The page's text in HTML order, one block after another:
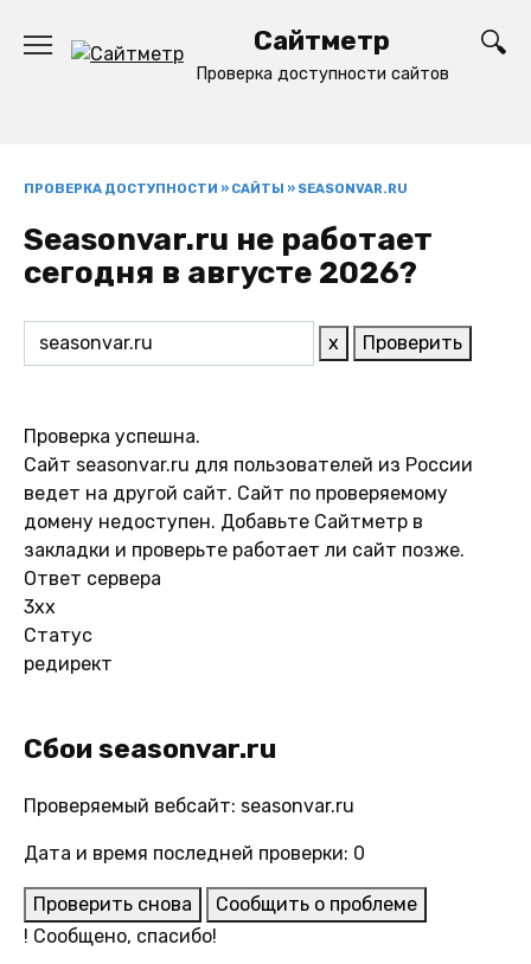
содержанию
Сайтметр
Проверка доступности сайтов
ПРОВЕРКА ДОСТУПНОСТИ » САЙТЫ » SEASONVAR.RU
Seasonvar.ru не работает
сегодня в августе 2026?
x Проверить
Проверка успешна.
Сайт seasonvar.ru для пользователей из России
ведет на другой сайт. Сайт по проверяемому
домену недоступен. Добавьте Сайтметр в
закладки и проверьте работает ли сайт позже.
Ответ сервера
3xx
Статус
редирект
Сбои seasonvar.ru
Проверяемый вебсайт: seasonvar.ru
Дата и время последней проверки: 0
Проверить снова
Сообщить о проблеме
! Сообщено, спасибо!